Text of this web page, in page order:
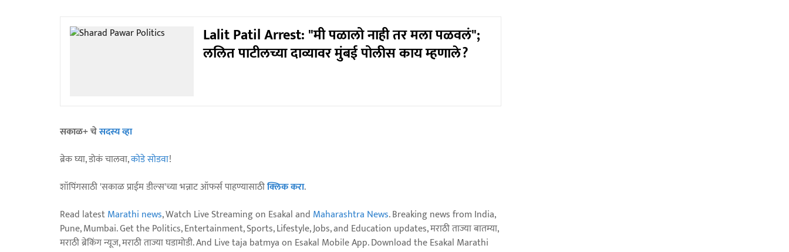
Lalit Patil Arrest: "मी पळालो नाही तर मला पळवलं";
ललित पाटीलच्या दाव्यावर मुंबई पोलीस काय म्हणाले?
सकाळ+ चेसदस्य व्हा
ब्रेक घ्या, डोकं चालवा,कोडे सोडवा!
शॉपिंगसाठी 'सकाळ प्राईम डील्स'च्या भन्नाट ऑफर्स पाहण्यासाठीक्लिक करा.
Read latestMarathi news, Watch Live Streaming on Esakal and Maharashtra News. Breaking news from India,
Pune, Mumbai. Get the Politics, Entertainment, Sports, Lifestyle, Jobs, and Education updates, मराठी ताज्या बातम्या,
मराठी ब्रेकिंग न्यूज, मराठी ताज्या घडामोडी. And Live taja batmya on Esakal Mobile App. Download the Esakal Marathi